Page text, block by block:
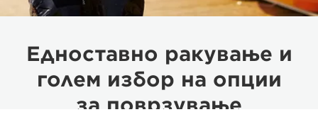
Едноставно ракување и
голем избор на опции
за поврзување